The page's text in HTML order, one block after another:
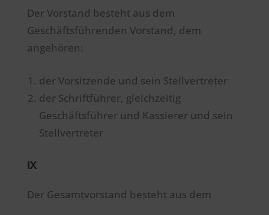
Der Vorstand besteht aus dem
Geschäftsführenden Vorstand, dem
angehören:
der Vorsitzende und sein Stellvertreter
der Schriftführer, gleichzeitig
Geschäftsführer und Kassierer und sein
Stellvertreter
IX
Der Gesamtvorstand besteht aus dem